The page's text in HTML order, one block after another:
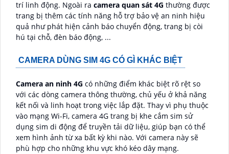
trí linh động. Ngoài ra camera quan sát 4G thường được
trang bị thêm các tính năng hỗ trợ bảo vệ an ninh hiệu
quả như phát hiện cảnh báo chuyển động, trang bị còi
hú tại chỗ, đèn báo động, ...
CAMERA DÙNG SIM 4G CÓ GÌ KHÁC BIỆT
Camera an ninh 4G có những điểm khác biệt rõ rệt so
với các dòng camera thông thường, chủ yếu ở khả năng
kết nối và linh hoạt trong việc lắp đặt. Thay vì phụ thuộc
vào mạng Wi-Fi, camera 4G trang bị khe cắm sim sử
dụng sim di động để truyền tải dữ liệu, giúp bạn có thể
xem hình ảnh từ xa bất kỳ khi nào. Với camera này sẽ
phù hợp cho những khu vực khó kéo dây mạng.